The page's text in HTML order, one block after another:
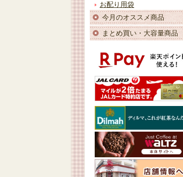
お配り用袋
今月のオススメ商品
まとめ買い・大容量商品